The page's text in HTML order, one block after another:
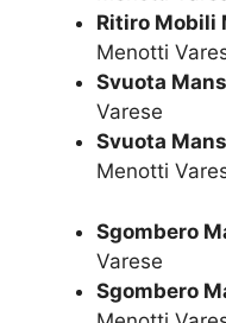
Ritiro Mobili
Menotti
Svuota
Varese
Svuota
Menotti
Sgombero
Varese
Sgombero